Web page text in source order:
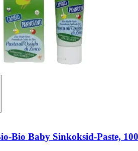
​Bio Baby Sinkoksid-​Paste,